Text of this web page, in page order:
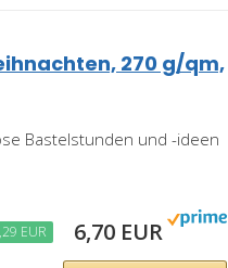
270 g/qm,
Bastelstunden und -ideen
EUR 6,70 EUR